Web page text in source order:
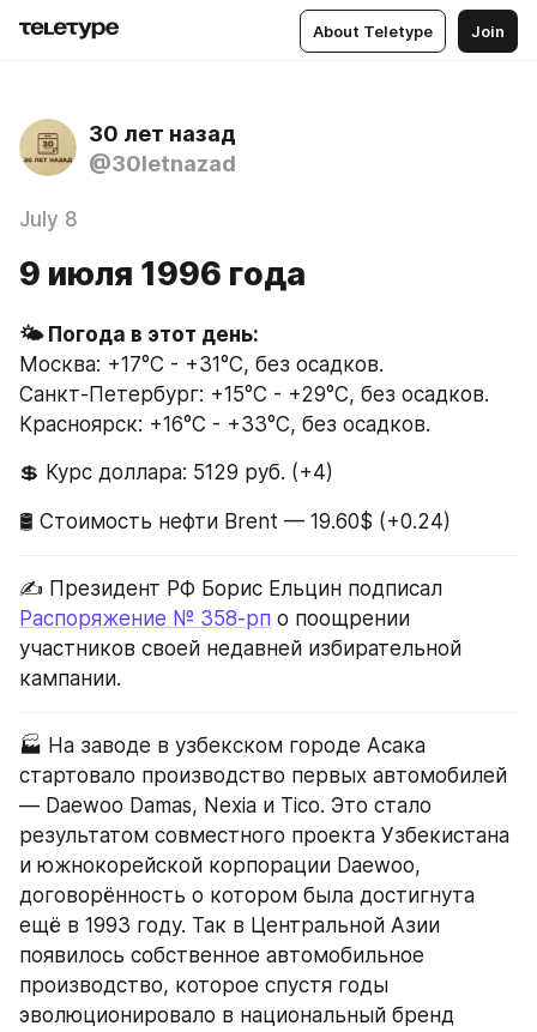
About Teletype Join
30 лет назад
@30letnazad
July 8
9 июля 1996 года
Москва: +17°C - +31°C, без осадков.
Санкт-Петербург: +15°C - +29°C, без осадков.
Красноярск: +16°C - +33°C, без осадков.
💲 Курс доллара: 5129 руб. (+4)
🛢 Стоимость нефти Brent — 19.60$ (+0.24)
✍️ Президент РФ Борис Ельцин подписал
Распоряжение № 358-рп о поощрении
участников своей недавней избирательной
кампании.
🏭 На заводе в узбекском городе Асака
стартовало производство первых автомобилей
— Daewoo Damas, Nexia и Tico. Это стало
результатом совместного проекта Узбекистана
и южнокорейской корпорации Daewoo,
договорённость о котором была достигнута
ещё в 1993 году. Так в Центральной Азии
появилось собственное автомобильное
производство, которое спустя годы
эволюционировало в национальный бренд